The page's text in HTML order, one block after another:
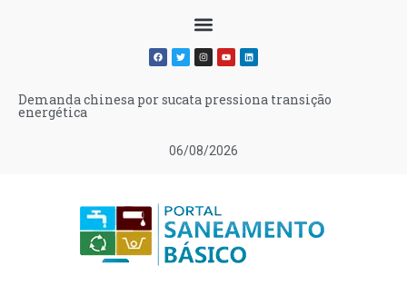
06/08/2026
Demanda chinesa por sucata pressiona transição
energética